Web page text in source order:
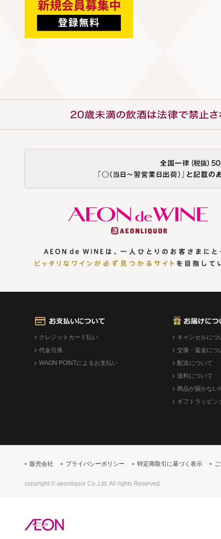
クレジットカード払い
代金引換
WAON POINTによるお支払い
キャンセルにつ
交換・返金につ
配送について
送料について
商品が届かない
ギフトラッピン
販売会社 プライバシーポリシー 特定商取引に基づく表示
copyright © aeonliquor Co.,Ltd. All rights Reserved.